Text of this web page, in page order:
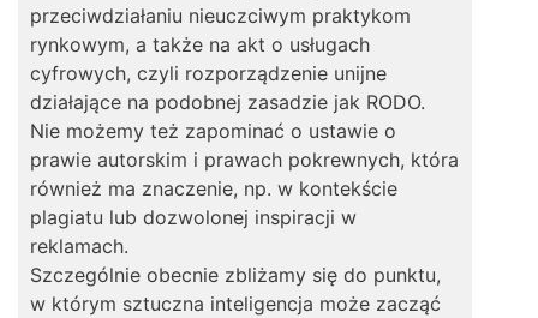
przeciwdziałaniu nieuczciwym praktykom
rynkowym, a także na akt o usługach
cyfrowych, czyli rozporządzenie unijne
działające na podobnej zasadzie jak RODO.
Nie możemy też zapominać o ustawie o
prawie autorskim i prawach pokrewnych, która
również ma znaczenie, np. w kontekście
plagiatu lub dozwolonej inspiracji w
reklamach.
Szczególnie obecnie zbliżamy się do punktu,
w którym sztuczna inteligencja może zacząć